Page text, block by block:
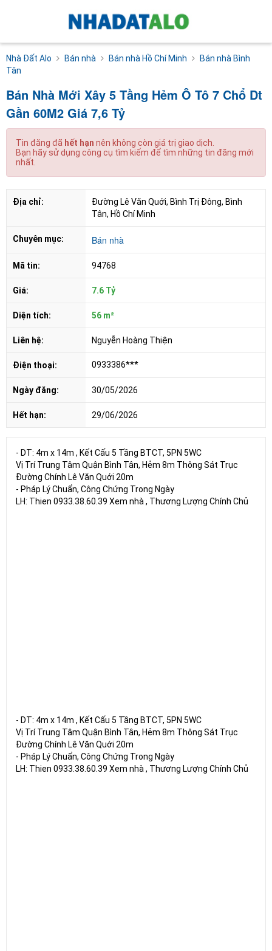
Nhà Đất Alo Bán nhà Bán nhà Hồ Chí Minh
Bán nhà Bình
Tân
Bán Nhà Mới Xây 5 Tầng Hẻm Ô Tô 7 Chổ Dt
Gần 60M2 Giá 7,6 Tỷ
Tin đăng đã hết hạn nên không còn giá trị giao dịch.
Bạn hãy sử dụng công cụ tìm kiếm để tìm những tin đăng mới
nhất.
Địa chỉ:
Đường Lê Văn Quới, Bình Trị Đông, Bình
Tân, Hồ Chí Minh
Chuyên mục: Bán nhà
Mã tin: 94768
Giá: 7.6 Tỷ
Diện tích: 56 m²
Liên hệ: Nguyễn Hoàng Thiện
Điện thoại: 0933386***
Ngày đăng: 30/05/2026
Hết hạn: 29/06/2026
- DT: 4m x 14m , Kết Cấu 5 Tầng BTCT, 5PN 5WC
Vị Trí Trung Tâm Quận Bình Tân, Hẻm 8m Thông Sát Trục
Đường Chính Lê Văn Quới 20m
- Pháp Lý Chuẩn, Công Chứng Trong Ngày
LH: Thien 0933.38.60.39 Xem nhà , Thương Lượng Chính Chủ
- DT: 4m x 14m , Kết Cấu 5 Tầng BTCT, 5PN 5WC
Vị Trí Trung Tâm Quận Bình Tân, Hẻm 8m Thông Sát Trục
Đường Chính Lê Văn Quới 20m
- Pháp Lý Chuẩn, Công Chứng Trong Ngày
LH: Thien 0933.38.60.39 Xem nhà , Thương Lượng Chính Chủ